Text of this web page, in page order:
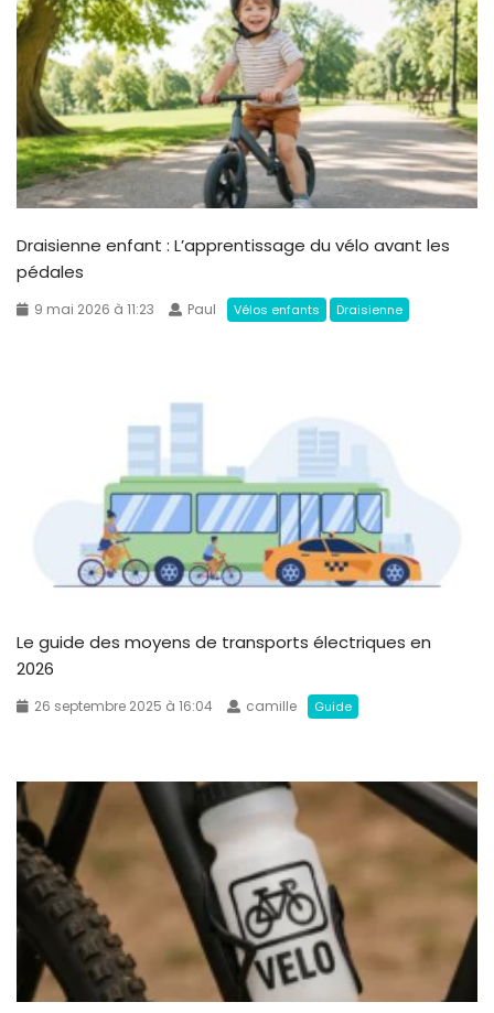
Draisienne enfant : L’apprentissage du vélo avant les
pédales
9 mai 2026 à 11:23 Paul Vélos enfants Draisienne
Le guide des moyens de transports électriques en
2026
26 septembre 2025 à 16:04 camille Guide